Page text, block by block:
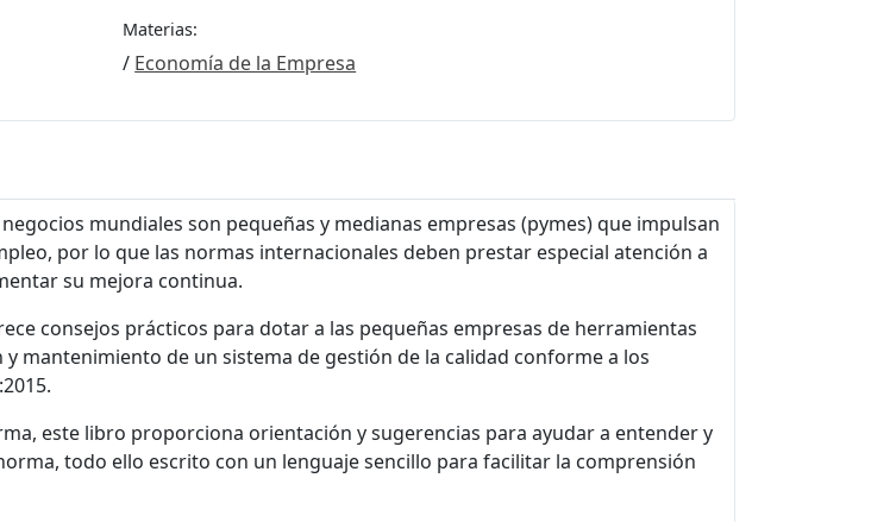
Materias:
/ Economía de la Empresa
mundiales son pequeñas y medianas empresas (pymes) que impulsan
por lo que las normas internacionales deben prestar especial atención a
su mejora continua.
consejos prácticos para dotar a las pequeñas empresas de herramientas
mantenimiento de un sistema de gestión de la calidad conforme a los
este libro proporciona orientación y sugerencias para ayudar a entender y
todo ello escrito con un lenguaje sencillo para facilitar la comprensión